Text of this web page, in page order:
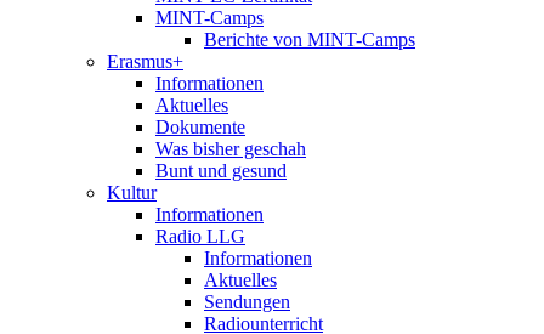
MINT-Camps
Berichte von MINT-Camps
Erasmus+
Informationen
Aktuelles
Dokumente
Was bisher geschah
Bunt und gesund
Kultur
Informationen
Radio LLG
Informationen
Aktuelles
Sendungen
Radiounterricht